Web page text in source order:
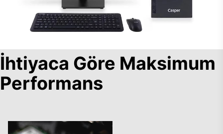
İhtiyaca Göre Maksimum
Performans